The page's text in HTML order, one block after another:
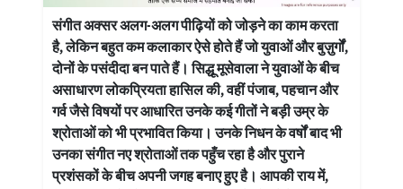
संगीत अक्सर अलग-अलग पीढ़ियों को जोड़ने का काम करता
है, लेकिन बहुत कम कलाकार ऐसे होते हैं जो युवाओं और बुज़ुर्गों,
दोनों के पसंदीदा बन पाते हैं। सिद्धू मूसेवाला ने युवाओं के बीच
असाधारण लोकप्रियता हासिल की, वहीं पंजाब, पहचान और
गर्व जैसे विषयों पर आधारित उनके कई गीतों ने बड़ी उम्र के
श्रोताओं को भी प्रभावित किया। उनके निधन के वर्षों बाद भी
उनका संगीत नए श्रोताओं तक पहुँच रहा है और पुराने
प्रशंसकों के बीच अपनी जगह बनाए हुए है। आपकी राय में,